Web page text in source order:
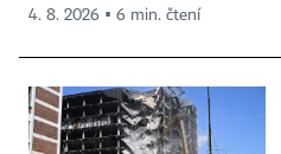
4. 8. 2026 ▪ 6 min. čtení